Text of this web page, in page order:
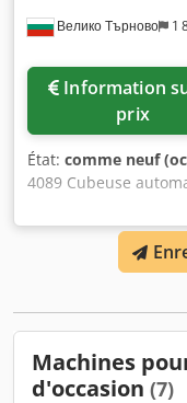
Велико Търново 1
prix
État: comme neuf
4089 Cubeuse
TREIF DERBY 100 -
: 400 x 97 x 97 mm
: 0,5 – 32 mm
la machine en mm :
Machines
d'occasion (7)